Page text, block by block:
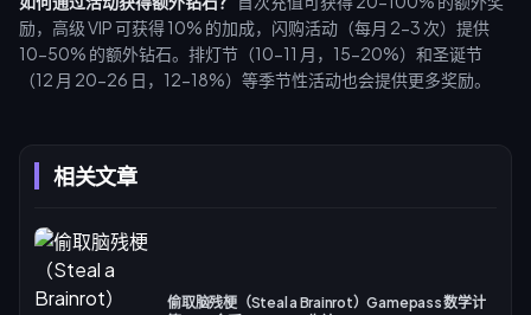
相关文章
偷取脑残梗（Steal a Brainrot）Gamepass 数学计
励，高级 VIP 可获得 10% 的加成，闪购活动（每月 2-3 次）提供
10-50% 的额外钻石。排灯节（10-11 月，15-20%）和圣诞节
（12 月 20-26 日，12-18%）等季节性活动也会提供更多奖励。